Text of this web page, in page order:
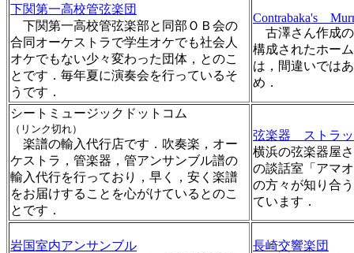
下関第一高校管弦楽団
下関第一高校管弦楽部と同部ＯＢ会の
合同オーケストラで学生オケでも社会人
オケでもない少々変わった団体，とのこ
とです．毎年夏に演奏会を行っているそ
うです．
Contrabaka's
古澤さん作成
構成されたホー
は，間違いでは
め．
シートミュージックドットコム
（リンク切れ）
楽譜の輸入代行店です．吹奏楽，オー
ケストラ，管楽器，管アンサンブル譜の
輸入代行を行っており，早く，安く楽譜
をお届けすることを心がけているとのこ
とです．
弦楽器 ストラ
横浜の弦楽器屋
の談話室「アマ
の方々が知り合
ています．
岩国室内アンサンブル
長崎交響楽団